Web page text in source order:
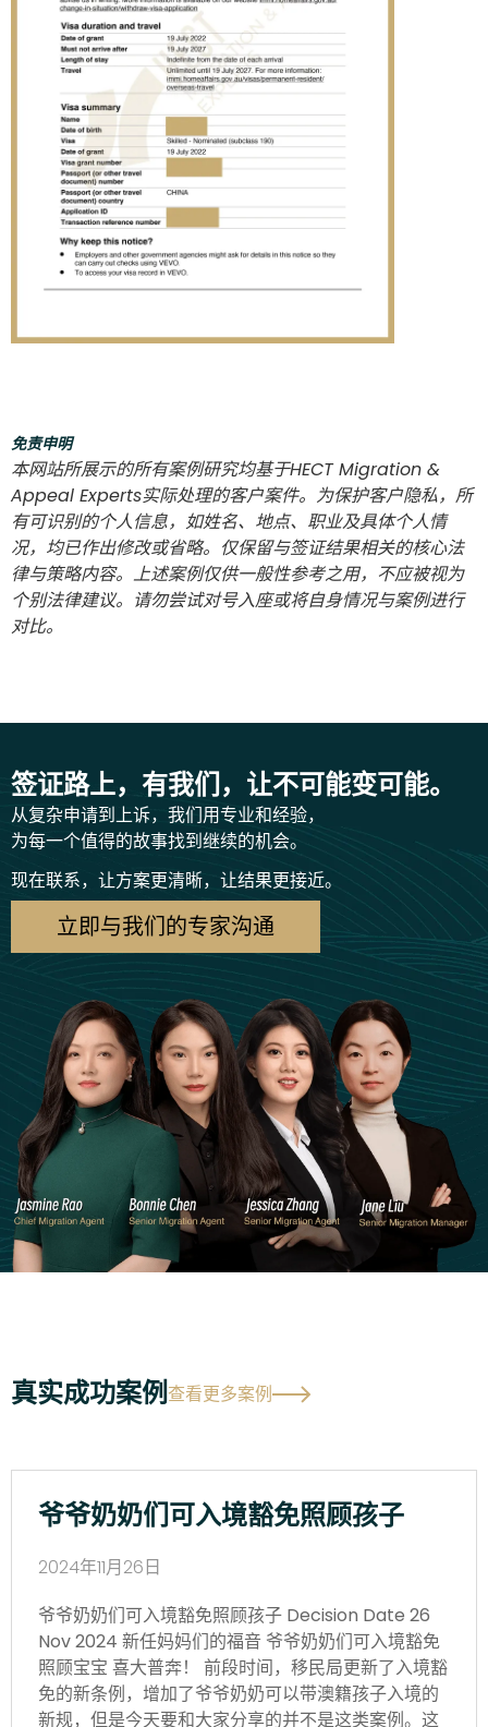
免责申明
本网站所展示的所有案例研究均基于HECT Migration &
Appeal Experts实际处理的客户案件。为保护客户隐私，所
有可识别的个人信息，如姓名、地点、职业及具体个人情
况，均已作出修改或省略。仅保留与签证结果相关的核心法
律与策略内容。上述案例仅供一般性参考之用，不应被视为
个别法律建议。请勿尝试对号入座或将自身情况与案例进行
对比。
签证路上，有我们，让不可能变可能。
从复杂申请到上诉，我们用专业和经验，
为每一个值得的故事找到继续的机会。
现在联系，让方案更清晰，让结果更接近。
立即与我们的专家沟通
真实成功案例查看更多案例
爷爷奶奶们可入境豁免照顾孩子
2024年11月26日
爷爷奶奶们可入境豁免照顾孩子 Decision Date 26
Nov 2024 新任妈妈们的福音 爷爷奶奶们可入境豁免
照顾宝宝 喜大普奔！ 前段时间，移民局更新了入境豁
免的新条例，增加了爷爷奶奶可以带澳籍孩子入境的
新规，但是今天要和大家分享的并不是这类案例。这